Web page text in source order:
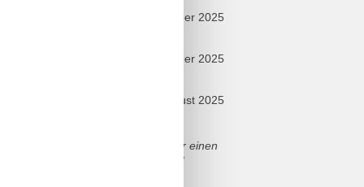
oktober 2025
september 2025
august 2025
ist äußerst praktisch für einen